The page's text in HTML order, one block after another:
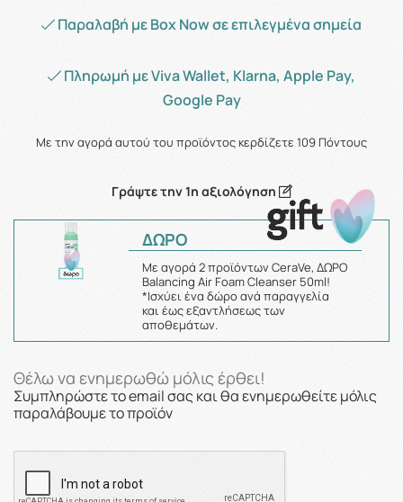
Παραλαβή με Box Now σε επιλεγμένα σημεία
Πληρωμή με Viva Wallet, Klarna, Apple Pay,
Google Pay
Με την αγορά αυτού του προϊόντος κερδίζετε 109Πόντους
Γράψτε την 1η αξιολόγηση
ΔΩΡΟ
Με αγορά 2 προϊόντων CeraVe, ΔΩΡΟ
Balancing Air Foam Cleanser 50ml!
*Ισχύει ένα δώρο ανά παραγγελία
και έως εξαντλήσεως των
αποθεμάτων.
Θέλω να ενημερωθώ μόλις έρθει!
Συμπληρώστε το email σας και θα ενημερωθείτε μόλις
παραλάβουμε το προϊόν